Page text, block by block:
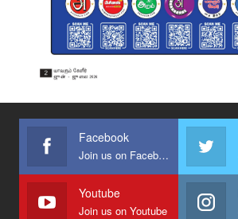
Facebook
Join us on Facebook
Youtube
Join us on Youtube